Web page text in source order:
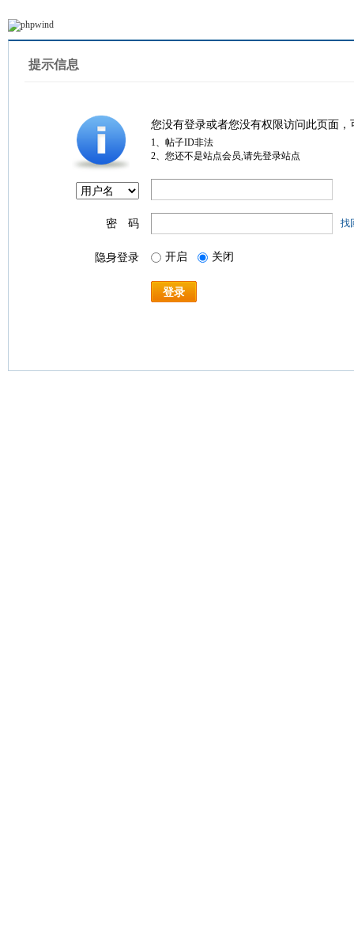
提示信息
您没有登录或者您没有权限访问此页面
1、帖子ID非法
2、您还不是站点会员,请先登录站点
密 码 找
隐身登录 开启 关闭
登录